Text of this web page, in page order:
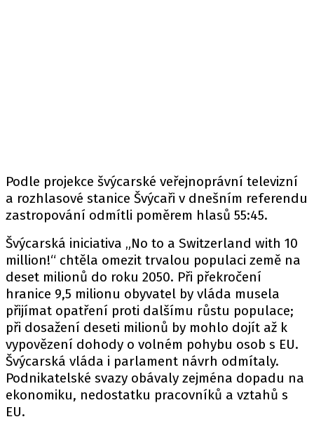
Podle projekce švýcarské veřejnoprávní televizní
a rozhlasové stanice Švýcaři v dnešním referendu
zastropování odmítli poměrem hlasů 55:45.
Švýcarská iniciativa „No to a Switzerland with 10
million!“ chtěla omezit trvalou populaci země na
deset milionů do roku 2050. Při překročení
hranice 9,5 milionu obyvatel by vláda musela
přijímat opatření proti dalšímu růstu populace;
při dosažení deseti milionů by mohlo dojít až k
vypovězení dohody o volném pohybu osob s EU.
Švýcarská vláda i parlament návrh odmítaly.
Podnikatelské svazy obávaly zejména dopadu na
ekonomiku, nedostatku pracovníků a vztahů s
EU.